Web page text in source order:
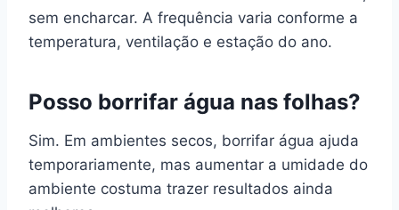
sem encharcar. A frequência varia conforme a
temperatura, ventilação e estação do ano.
Posso borrifar água nas folhas?
Sim. Em ambientes secos, borrifar água ajuda
temporariamente, mas aumentar a umidade do
ambiente costuma trazer resultados ainda